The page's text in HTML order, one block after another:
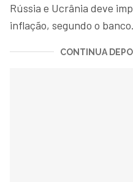
Rússia e Ucrânia deve
inflação, segundo o banco.
CONTINUA